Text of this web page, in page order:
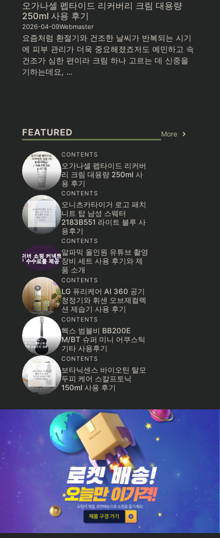
오가나셀 펩타이드 리커버리 크림 대용량
250ml 사용 후기
2026-04-09Webmaster
요즘처럼 환절기와 건조한 날씨가 반복되는 시기
에 피부 관리가 더욱 중요해졌죠저도 예민하고 속
건조가 심한 편이라 크림 하나 고르는 데 신중을
기하는데요, ...
FEATURED More
CONTENTS
오가나셀 펩타이드 리커버
리 크림 대용량 250ml 사
용 후기
CONTENTS
오니츠카타이거 로고 패치
니트 탑 남성 스웨터
2183B551 라이트 블루 사
용후기
CONTENTS
알파믹 올인원 유튜브 촬영
장비 세트 사용 후기와 제
품 소개
CONTENTS
LG 퓨리케어 AI 360 공기
청정기와 휘센 오브제컬렉
션 제습기 사용 후기
CONTENTS
헥스 범블비 BB200E
M/BT 슈퍼 미니 어쿠스틱
기타 사용후기
CONTENTS
보타닉센스 바이오틴 탈모
두피 케어 스칼프토닉
150ml 사용 후기